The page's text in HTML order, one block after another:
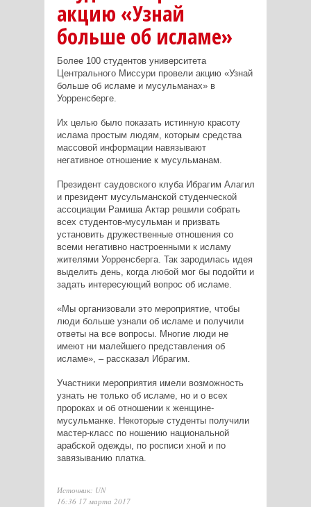
акцию «Узнай
больше об исламе»
Более 100 студентов университета
Центрального Миссури провели акцию «Узнай
больше об исламе и мусульманах» в
Уорренсберге.
Их целью было показать истинную красоту
ислама простым людям, которым средства
массовой информации навязывают
негативное отношение к мусульманам.
Президент саудовского клуба Ибрагим Алагил
и президент мусульманской студенческой
ассоциации Рамиша Актар решили собрать
всех студентов-мусульман и призвать
установить дружественные отношения со
всеми негативно настроенными к исламу
жителями Уорренсберга. Так зародилась идея
выделить день, когда любой мог бы подойти и
задать интересующий вопрос об исламе.
«Мы организовали это мероприятие, чтобы
люди больше узнали об исламе и получили
ответы на все вопросы. Многие люди не
имеют ни малейшего представления об
исламе», – рассказал Ибрагим.
Участники мероприятия имели возможность
узнать не только об исламе, но и о всех
пророках и об отношении к женщине-
мусульманке. Некоторые студенты получили
мастер-класс по ношению национальной
арабской одежды, по росписи хной и по
завязыванию платка.
Источник: UN
16:36 17 марта 2017